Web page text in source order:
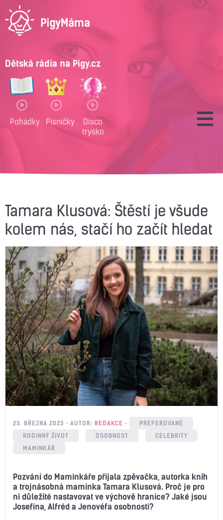
Dětská rádia na Pigy.cz
Pohádky Písničky
Disco
trysko
Tamara Klusová: Štěstí je všude
kolem nás, stačí ho začít hledat
23. BŘEZNA 2023 AUTOR: REDAKCE
PREFEROVANÉ
RODINNÝ ŽIVOT
OSOBNOST
CELEBRITY
MAMINKÁŘ
Pozvání do Maminkáře přijala zpěvačka, autorka knih
a trojnásobná maminka Tamara Klusová. Proč je pro
ni důležité nastavovat ve výchově hranice? Jaké jsou
Josefína, Alfréd a Jenovéfa osobnosti?